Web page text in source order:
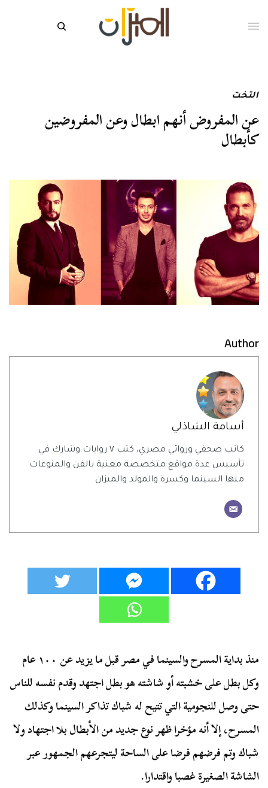
التخت
عن المفروض أنهم ابطال وعن المفروضين
كأبطال
Author
أسامة الشاذلي
كاتب صحفي وروائي مصري، كتب ٧ روايات وشارك في
تأسيس عدة مواقع متخصصة معنية بالفن والمنوعات
منها السينما وكسرة والمولد والميزان
منذ بداية المسرح والسينما في مصر قبل ما يزيد عن ١٠٠ عام
وكل بطل على خشبته أو شاشته هو بطل اجتهد وقدم نفسه للناس
حتى وصل للنجومية التي تتيح له شباك تذاكر السينما وكذلك
المسرح، إلا أنه مؤخرا ظهر نوع جديد من الأبطال بلا اجتهاد ولا
شباك وتم فرضهم فرضا على الساحة ليتجرعهم الجمهور عبر
الشاشة الصغيرة غصبا واقتدارا.